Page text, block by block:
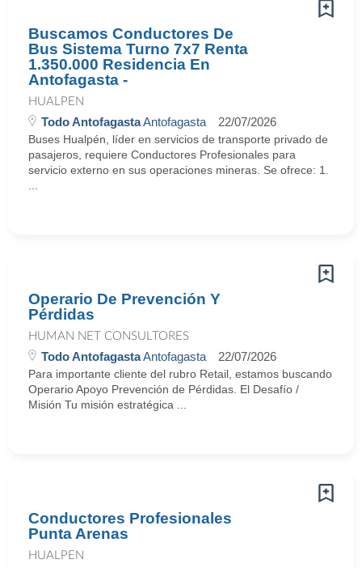
Buscamos Conductores De
Bus Sistema Turno 7x7 Renta
1.350.000 Residencia En
Antofagasta -
HUALPEN
Todo AntofagastaAntofagasta 22/07/2026
Buses Hualpén, líder en servicios de transporte privado de
pasajeros, requiere Conductores Profesionales para
servicio externo en sus operaciones mineras. Se ofrece: 1.
Operario De Prevención Y
Pérdidas
HUMAN NET CONSULTORES
Todo AntofagastaAntofagasta 22/07/2026
Para importante cliente del rubro Retail, estamos buscando
Operario Apoyo Prevención de Pérdidas. El Desafío /
Misión Tu misión estratégica ...
Conductores Profesionales
Punta Arenas
HUALPEN